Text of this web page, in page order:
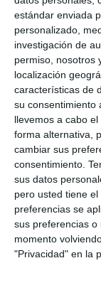
estándar enviada
personalizado,
investigación de
permiso, nosotros
localización
características de
su consentimiento
llevemos a cabo
forma alternativa,
cambiar sus
consentimiento.
sus datos
pero usted tiene
preferencias se
sus preferencias
momento
"Privacidad" en la
esta ciudad. Por
rodea. Y cuando
conscientes de
del mar, más allá
cofradías de
turismo, etc.",
MAR analizamos
de nuestros
adaptados a cada
Si quiere recibir
esta, pinche aquí
LO ÚLTIMO
La verdad